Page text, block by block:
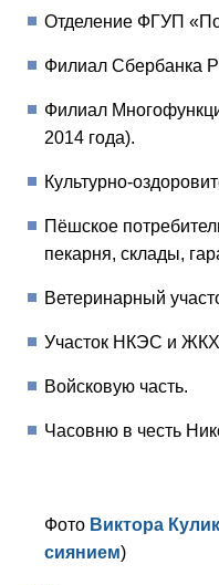
Отделение ФГУП
Филиал Сбербанка
Филиал
2014 года).
Культурно-
Пёшское
пекарня, склады,
Ветеринарный
Участок НКЭС и
Войсковую часть.
Часовню в честь
Фото Виктора
сиянием)